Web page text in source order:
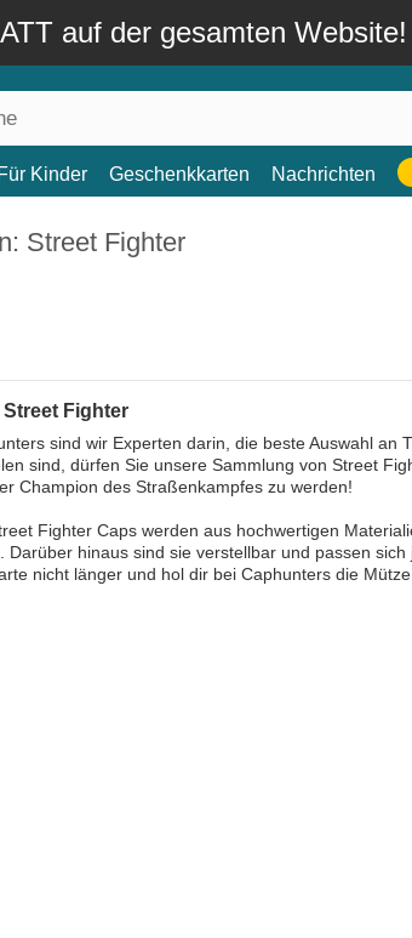
auf der gesamten Website!
Für Kinder Geschenkkarten Nachrichten
Street Fighter
Street Fighter
sind wir Experten darin, die beste Auswahl
sind, dürfen Sie unsere Sammlung von Street
Champion des Straßenkampfes zu werden!
Fighter Caps werden aus hochwertigen
Darüber hinaus sind sie verstellbar und passen
nicht länger und hol dir bei Caphunters die